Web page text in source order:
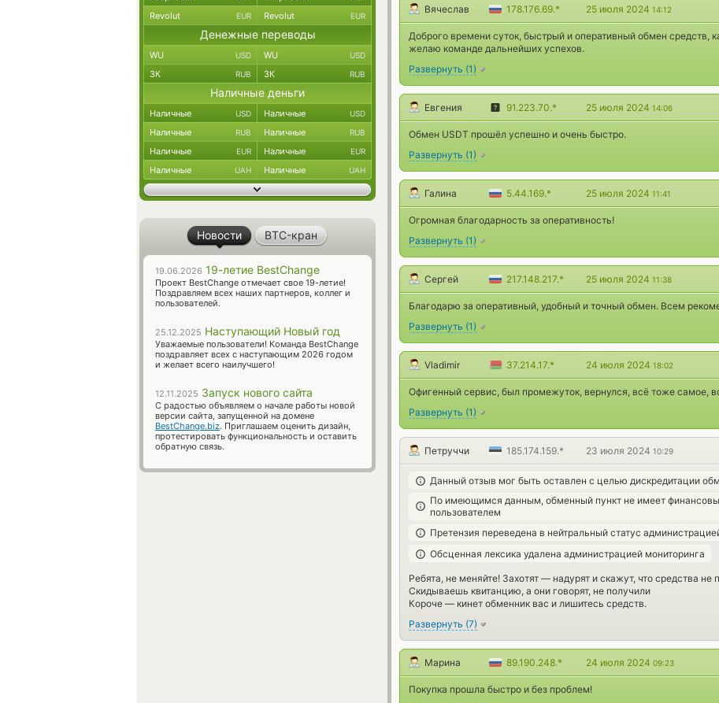
Вячеслав 178.176.69.* 25 июля 2024 14:12
Доброго времени суток, быстрый и оперативный обмен средств,
желаю команде дальнейших успехов.
Развернуть (1)
Евгения 91.223.70.* 25 июля 2024 14:06
Обмен USDT прошёл успешно и очень быстро.
Развернуть (1)
Галина 5.44.169.* 25 июля 2024 11:41
Огромная благодарность за оперативность!
Развернуть (1)
Сергей 217.148.217.* 25 июля 2024 11:38
Благодарю за оперативный, удобный и точный обмен. Всем
Развернуть (1)
Vladimir 37.214.17.* 24 июля 2024 18:02
Офигенный сервис, был промежуток, вернулся, всё тоже самое,
Развернуть (1)
Петруччи 185.174.159.* 23 июля 2024 10:29
Данный отзыв мог быть оставлен с целью дискредитации
По имеющимся данным, обменный пункт не имеет
пользователем
Претензия переведена в нейтральный статус
Обсценная лексика удалена администрацией мониторинга
Ребята, не меняйте! Захотят — надурят и скажут, что средства не
Скидываешь квитанцию, а они говорят, не получили
Короче — кинет обменник вас и лишитесь средств.
Развернуть (7)
Марина 89.190.248.* 24 июля 2024 09:23
Покупка прошла быстро и без проблем!
Revolut EUR Revolut EUR
Денежные переводы
WU USD WU USD
ЗК RUB ЗК RUB
Наличные деньги
Наличные USD Наличные USD
Наличные RUB Наличные RUB
Наличные EUR Наличные EUR
Наличные UAH Наличные UAH
Новости BTC-кран
19.06.2026 19-летие BestChange
Проект BestChange отмечает свое 19-летие!
Поздравляем всех наших партнеров, коллег и
пользователей.
25.12.2025 Наступающий Новый год
Уважаемые пользователи! Команда BestChange
поздравляет всех с наступающим 2026 годом
и желает всего наилучшего!
12.11.2025 Запуск нового сайта
С радостью объявляем о начале работы новой
версии сайта, запущенной на домене
BestChange.biz. Приглашаем оценить дизайн,
протестировать функциональность и оставить
обратную связь.